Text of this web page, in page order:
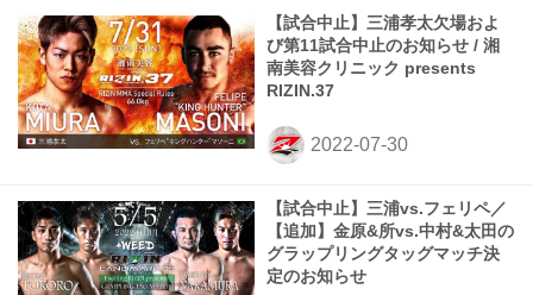
【試合中止】三浦孝太欠場およ
び第11試合中止のお知らせ / 湘
南美容クリニック presents
RIZIN.37
【試合中止】三浦vs.フェリペ／
【追加】金原&所vs.中村&太田の
グラップリングタッグマッチ決
定のお知らせ